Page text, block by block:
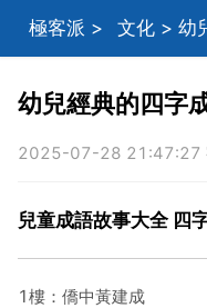
極客派 > 文化 > 幼
幼兒經典的四字
2025-07-28 21:47:27
兒童成語故事大全 四
1樓：僑中黃建成